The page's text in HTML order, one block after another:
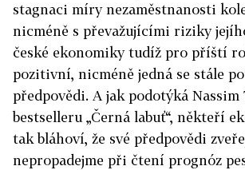
stagnaci míry nezaměstnanosti
nicméně s převažujícími riziky
české ekonomiky tudíž pro příští
pozitivní, nicméně jedná se stále
předpovědi. A jak podotýká Nassim
bestselleru „Černá labuť“, někteří
tak bláhoví, že své předpovědi
nepropadejme při čtení prognóz